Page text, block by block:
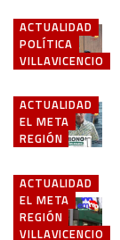
ACTUALIDAD
POLÍTICA
VILLAVICENCIO
ACTUALIDAD
EL META
REGIÓN
ACTUALIDAD
EL META
REGIÓN
VILLAVICENCIO